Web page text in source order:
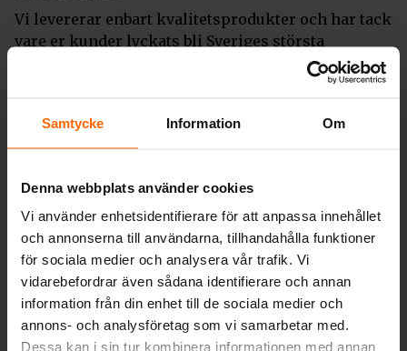
Samtycke Information Om
Denna webbplats använder cookies
Vi använder enhetsidentifierare för att anpassa innehållet
och annonserna till användarna, tillhandahålla funktioner
för sociala medier och analysera vår trafik. Vi
vidarebefordrar även sådana identifierare och annan
information från din enhet till de sociala medier och
annons- och analysföretag som vi samarbetar med.
Dessa kan i sin tur kombinera informationen med annan
Vi levererar enbart kvalitetsprodukter och har tack
vare er kunder lyckats bli Sveriges största
leverantör av vedspisar och smalspisar för 9:e året
säker leverans och
Kontakta oss
info@spisochkamin.se
0430-690580
Måndag-Fredag 09-17, Söndag 10-13
Värestorpsvägen 16, 312 95 Laholm